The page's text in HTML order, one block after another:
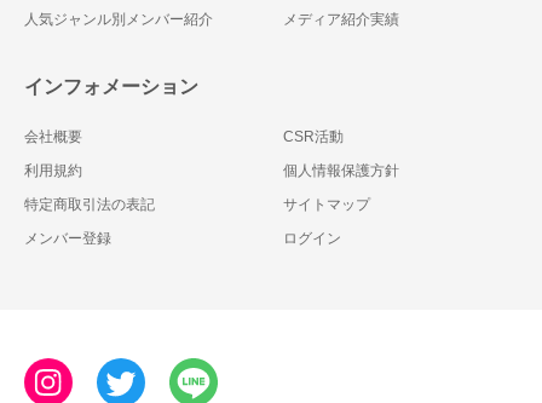
人気ジャンル別メンバー紹介
メディア紹介実績
インフォメーション
会社概要
CSR活動
利用規約
個人情報保護方針
特定商取引法の表記
サイトマップ
メンバー登録
ログイン